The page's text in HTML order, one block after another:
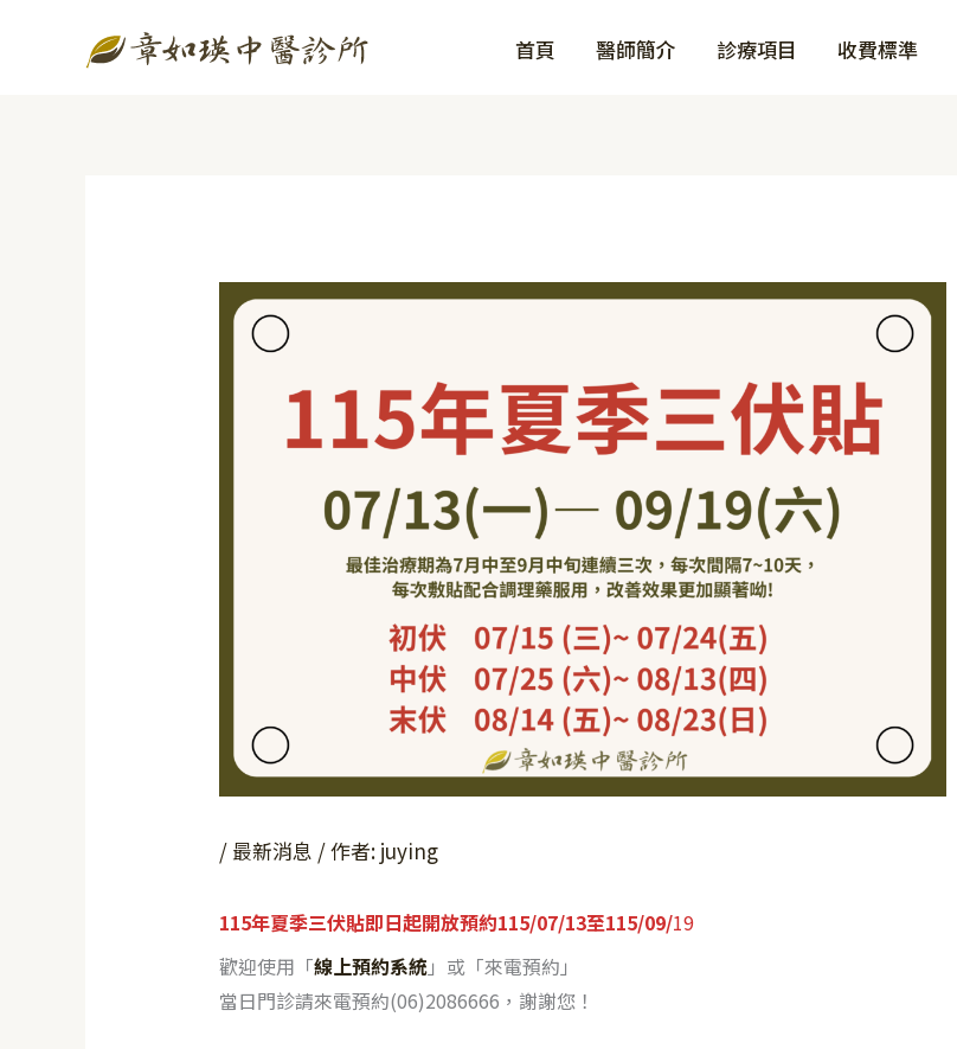
首頁 醫師簡介 診療項目 收費標準
/ 最新消息 / 作者: juying
115年夏季三伏貼即日起開放預約115/07/13至115/09/19
歡迎使用「線上預約系統」或「來電預約」
當日門診請來電預約(06)2086666，謝謝您！